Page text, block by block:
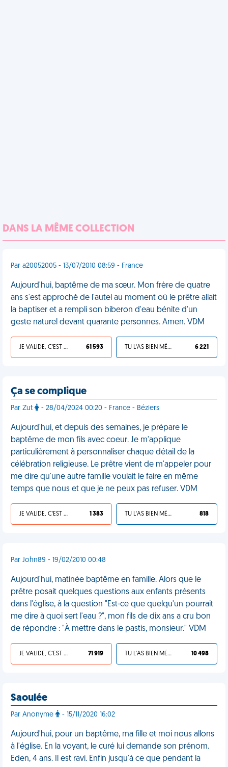
DANS LA MÊME COLLECTION
Par a20052005 - 13/07/2010 08:59 - France
Aujourd'hui, baptême de ma sœur. Mon frère de quatre
ans s'est approché de l'autel au moment où le prêtre allait
la baptiser et a rempli son biberon d'eau bénite d'un
geste naturel devant quarante personnes. Amen. VDM
JE VALIDE, C'EST UNE VDM 61 593 TU L'AS BIEN MÉRITÉ 6 221
Ça se complique
Par Zut - 28/04/2024 00:20 - France - Béziers
Aujourd'hui, et depuis des semaines, je prépare le
baptême de mon fils avec coeur. Je m'applique
particulièrement à personnaliser chaque détail de la
célébration religieuse. Le prêtre vient de m'appeler pour
me dire qu'une autre famille voulait le faire en même
temps que nous et que je ne peux pas refuser. VDM
JE VALIDE, C'EST UNE VDM 1 383 TU L'AS BIEN MÉRITÉ 818
Par John89 - 19/02/2010 00:48
Aujourd'hui, matinée baptême en famille. Alors que le
prêtre posait quelques questions aux enfants présents
dans l'église, à la question "Est-ce que quelqu'un pourrait
me dire à quoi sert l'eau ?", mon fils de dix ans a cru bon
de répondre : "À mettre dans le pastis, monsieur." VDM
JE VALIDE, C'EST UNE VDM 71 919 TU L'AS BIEN MÉRITÉ 10 498
Saoulée
Par Anonyme - 15/11/2020 16:02
Aujourd'hui, pour un baptême, ma fille et moi nous allons
à l'église. En la voyant, le curé lui demande son prénom.
Eden, 4 ans. Il est ravi. Enfin jusqu'à ce que pendant la